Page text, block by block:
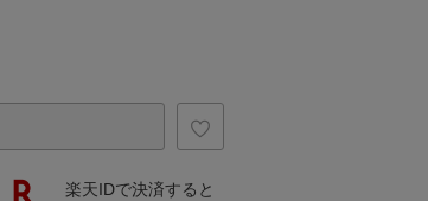
楽天IDで決済すると